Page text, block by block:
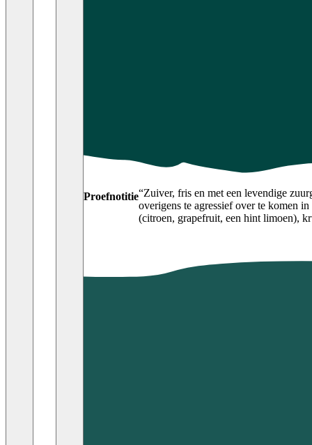
Proefnotitie“Zuiver, fris en met een levendige
overigens te agressief over te komen
(citroen, grapefruit, een hint limoen),